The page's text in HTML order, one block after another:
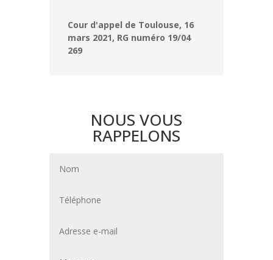
Cour d'appel de Toulouse, 16
mars 2021, RG numéro 19/04
269
NOUS VOUS
RAPPELONS